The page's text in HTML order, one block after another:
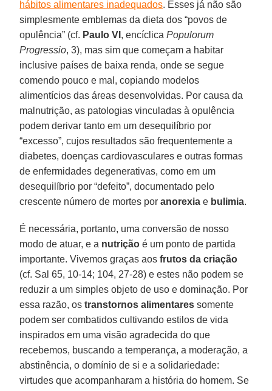
hábitos alimentares inadequados. Esses já não são
simplesmente emblemas da dieta dos “povos de
opulência” (cf. Paulo VI , encíclicaPopulorum
Progressio, 3), mas sim que começam a habitar
inclusive países de baixa renda, onde se segue
comendo pouco e mal, copiando modelos
alimentícios das áreas desenvolvidas. Por causa da
malnutrição, as patologias vinculadas à opulência
podem derivar tanto em um desequilíbrio por
“excesso”, cujos resultados são frequentemente a
diabetes, doenças cardiovasculares e outras formas
de enfermidades degenerativas, como em um
desequilíbrio por “defeito”, documentado pelo
crescente número de mortes poranorexia e bulimia.
É necessária, portanto, uma conversão de nosso
modo de atuar, e a nutrição é um ponto de partida
importante. Vivemos graças aosfrutos da criação
(cf. Sal 65, 10-14; 104, 27-28) e estes não podem se
reduzir a um simples objeto de uso e dominação. Por
essa razão, ostranstornos alimentares somente
podem ser combatidos cultivando estilos de vida
inspirados em uma visão agradecida do que
recebemos, buscando a temperança, a moderação, a
abstinência, o domínio de si e a solidariedade:
virtudes que acompanharam a história do homem. Se